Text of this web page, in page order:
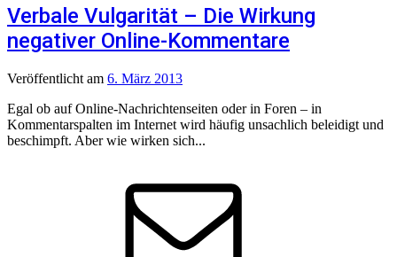
Verbale Vulgarität – Die Wirkung
negativer Online-Kommentare
Veröffentlicht am 6. März 2013
Egal ob auf Online-Nachrichtenseiten oder in Foren – in
Kommentarspalten im Internet wird häufig unsachlich beleidigt und
beschimpft. Aber wie wirken sich...